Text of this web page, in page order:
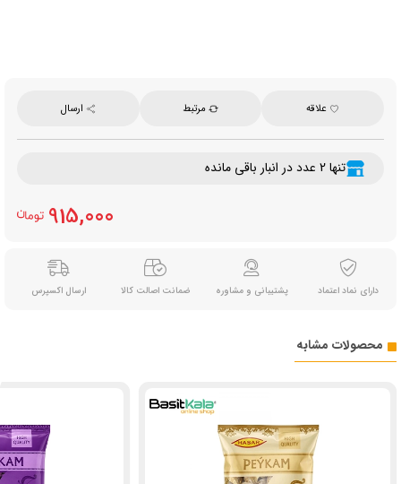
علاقه مرتبط ارسال
تنها 2 عدد در انبار باقی مانده
915,000
دارای نماد اعتماد پشتیبانی و مشاوره ضمانت اصالت کالا ارسال اکسپرس
محصولات مشابه